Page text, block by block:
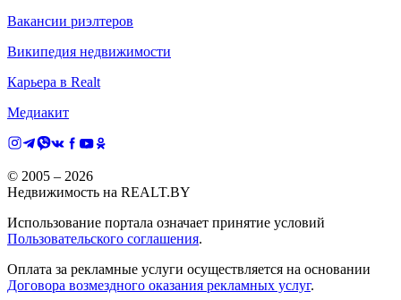
Вакансии риэлтеров
Википедия недвижимости
Карьера в Realt
Медиакит
© 2005 – 2026
Недвижимость на REALT.BY
Использование портала означает принятие условий
Пользовательского соглашения.
Оплата за рекламные услуги осуществляется на основании
Договора возмездного оказания рекламных услуг.